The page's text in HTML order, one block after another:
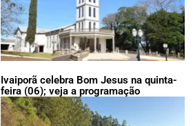
Ivaiporã celebra Bom Jesus na quinta-
feira (06); veja a programação